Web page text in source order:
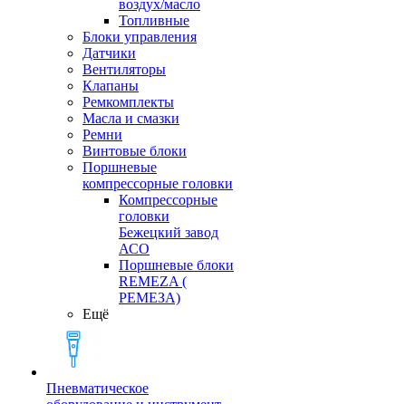
воздух/масло
Топливные
Блоки управления
Датчики
Вентиляторы
Клапаны
Ремкомплекты
Масла и смазки
Ремни
Винтовые блоки
Поршневые
компрессорные головки
Компрессорные
головки
Бежецкий завод
АСО
Поршневые блоки
REMEZA (
РЕМЕЗА)
Ещё
Пневматическое